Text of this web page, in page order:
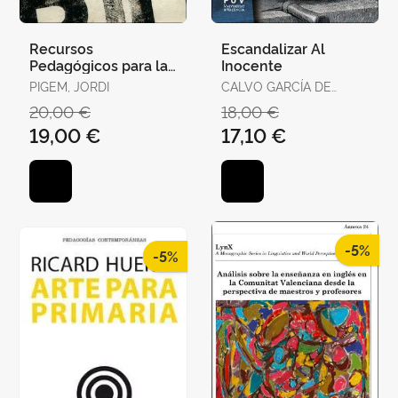
Recursos
Pedagógicos para la
Intervención
Socioeducativa en
Contextos Intercultu
PIGEM, JORDI
20,00 €
19,00 €
Escandalizar Al
Inocente
CALVO GARCÍA DE
/ ALCANTUD DÍAZ,
MARÍA
18,00 €
17,10 €
-5% -5%